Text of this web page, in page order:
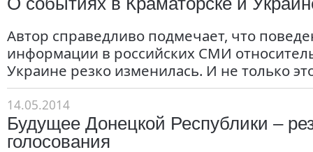
Автор справедливо подмечает, что
информации в российских СМИ
Украине резко изменилась. И не только
14.05.2014
Будущее Донецкой Республики –
голосования